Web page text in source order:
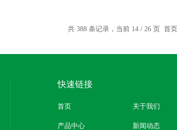
共 388 条记录，当前 14 / 26 页 首页
快速链接
首页 关于我们
产品中心 新闻动态